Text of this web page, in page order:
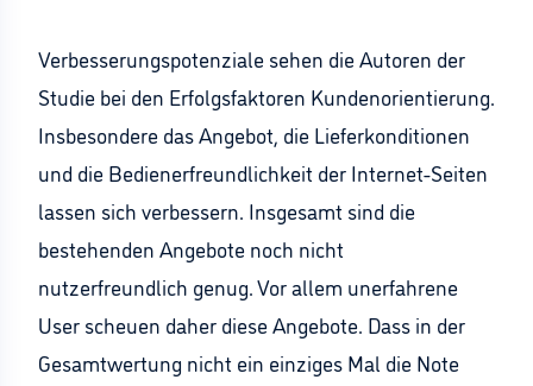
Verbesserungspotenziale sehen die Autoren der
Studie bei den Erfolgsfaktoren Kundenorientierung.
Insbesondere das Angebot, die Lieferkonditionen
und die Bedienerfreundlichkeit der Internet-Seiten
lassen sich verbessern. Insgesamt sind die
bestehenden Angebote noch nicht
nutzerfreundlich genug. Vor allem unerfahrene
User scheuen daher diese Angebote. Dass in der
Gesamtwertung nicht ein einziges Mal die Note